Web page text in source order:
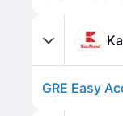
GRE Easy